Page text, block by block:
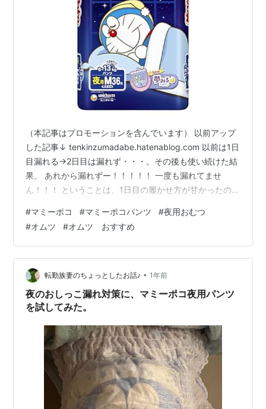
（本記事はプロモーションを含んでいます） 以前アップ
した記事↓ tenkinzumadabe.hatenablog.com 以前は1日
目漏れる→2日目は漏れず・・・。その後も使い続けた結
果。 あれから漏れずー！！！！！ 一度も漏れてませ
ん！！！ ということは、1日目の履かせ方が甘かったのか
朝慌てておしっこ漏れのアイテムを洗濯することがなく
なった！！！ 助かるねえ・・・(´；ω；`)ｳｩｩ 13kgまで
OKって書いてたかな？しばらくはお世話になりそうです
(^^)※現在7.3kg 【パンツ Mサイズ】マミーポコ 夜用パン
ツ ドラえもん オムツ（…
#マミーポコ #マミーポコパンツ #夜用おむつ
#オムツ #オムツ おすすめ
転勤族妻のちょっとしたお話♪ • 1年前
夜のおしっこ漏れ対策に、マミーポコ夜用パンツ
を試してみた。